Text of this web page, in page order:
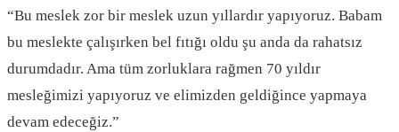
“Bu meslek zor bir meslek uzun yıllardır yapıyoruz. Babam
bu meslekte çalışırken bel fıtığı oldu şu anda da rahatsız
durumdadır. Ama tüm zorluklara rağmen 70 yıldır
mesleğimizi yapıyoruz ve elimizden geldiğince yapmaya
devam edeceğiz.”